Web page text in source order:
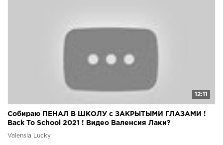
12:11
Собираю ПЕНАЛ В ШКОЛУ с ЗАКРЫТЫМИ ГЛАЗАМИ !
Back To School 2021 ! Видео Валенсия Лаки?
Valensia Lucky